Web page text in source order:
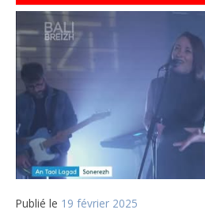
Publié le 19 février 2025